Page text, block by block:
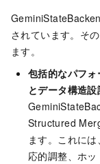
されています。そ
ます。
包括的なパフ
とデータ構造設
Structured
ます。これに
応的調整、ホ